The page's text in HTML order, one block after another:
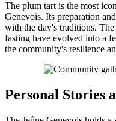
The plum tart is the most
Genevois. Its preparation
with the day's traditions.
fasting have evolved into a
the community's resilience
Personal Stories